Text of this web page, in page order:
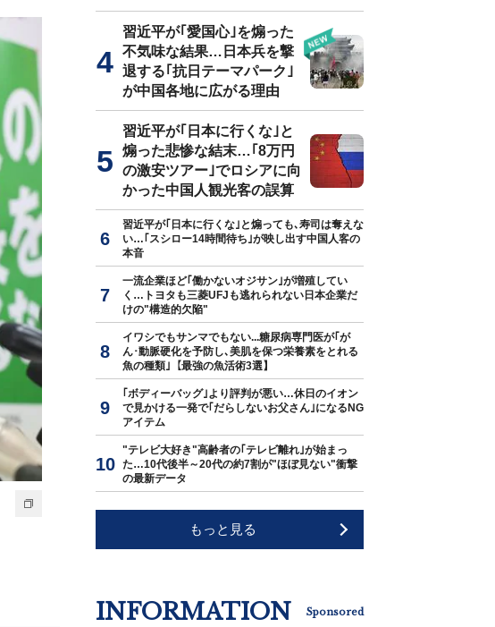
習近平が｢愛国心｣を煽った
不気味な結果…日本兵を撃
退する｢抗日テーマパーク｣
が中国各地に広がる理由
習近平が｢日本に行くな｣と
煽った悲惨な結末…｢8万円
の激安ツアー｣でロシアに向
かった中国人観光客の誤算
習近平が｢日本に行くな｣と煽っても､寿司は奪えな
い…｢スシロー14時間待ち｣が映し出す中国人客の
本音
一流企業ほど｢働かないオジサン｣が増殖してい
く…トヨタも三菱UFJも逃れられない日本企業だ
けの"構造的欠陥"
イワシでもサンマでもない...糖尿病専門医が｢が
ん･動脈硬化を予防し､美肌を保つ栄養素をとれる
魚の種類｣【最強の魚活術3選】
｢ボディーバッグ｣より評判が悪い…休日のイオン
で見かける一発で｢だらしないお父さん｣になるNG
アイテム
"テレビ大好き"高齢者の｢テレビ離れ｣が始まっ
た…10代後半～20代の約7割が"ほぼ見ない"衝撃
の最新データ
もっと見る
INFORMATION Sponsored